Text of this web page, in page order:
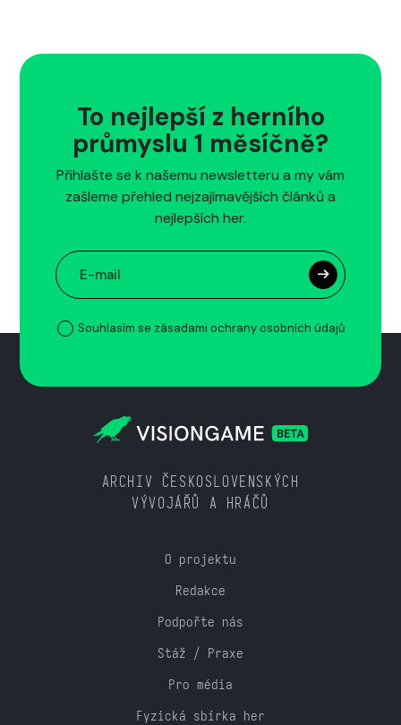
To nejlepší z herního
průmyslu 1 měsíčně?
Přihlašte se k našemu newsletteru a my vám
zašleme přehled nejzajímavějších článků a
nejlepších her.
Souhlasím se zásadami ochrany osobních údajů
ARCHIV ČESKOSLOVENSKÝCH
VÝVOJÁŘŮ A HRÁČŮ
O projektu
Redakce
Podpořte nás
Stáž / Praxe
Pro média
Fyzická sbírka her